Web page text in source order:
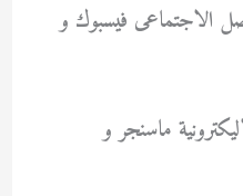
الاجتماعى فيسبوك و
ماسنجر و